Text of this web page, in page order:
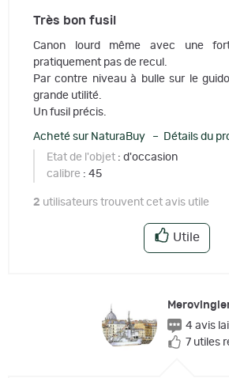
Très bon fusil
Canon lourd même avec une
pratiquement pas de recul.
Par contre niveau à bulle sur le
grande utilité.
Un fusil précis.
Acheté sur NaturaBuy – Détails du
Etat de l'objet : d'occasion
calibre : 45
2 utilisateurs trouvent cet avis utile
Utile
4 avis
7 utiles